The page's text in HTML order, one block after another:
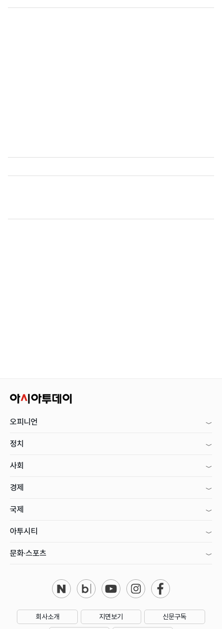
오피니언
정치
사회
경제
국제
아투시티
문화·스포츠
회사소개 지면보기 신문구독